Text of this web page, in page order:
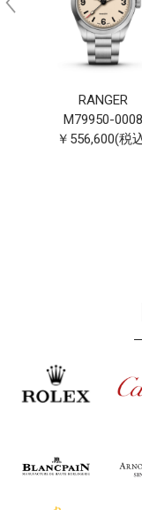
RANGER
M79950-0008
￥556,600(税